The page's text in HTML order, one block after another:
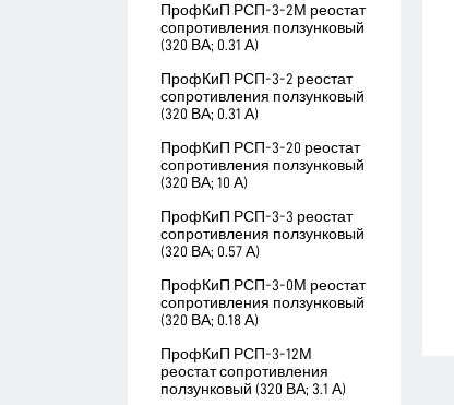
ПрофКиП РСП-3-2М реостат
сопротивления ползунковый
(320 ВА; 0.31 А)
ПрофКиП РСП-3-2 реостат
сопротивления ползунковый
(320 ВА; 0.31 А)
ПрофКиП РСП-3-20 реостат
сопротивления ползунковый
(320 ВА; 10 А)
ПрофКиП РСП-3-3 реостат
сопротивления ползунковый
(320 ВА; 0.57 А)
ПрофКиП РСП-3-0М реостат
сопротивления ползунковый
(320 ВА; 0.18 А)
ПрофКиП РСП-3-12М
реостат сопротивления
ползунковый (320 ВА; 3.1 А)